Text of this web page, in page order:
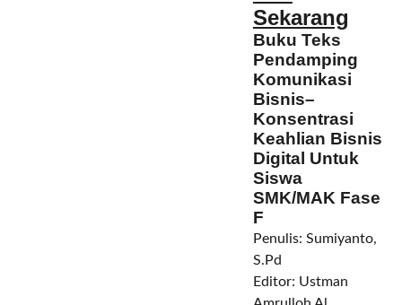
Sekarang
Buku Teks
Pendamping
Komunikasi
Bisnis–
Konsentrasi
Keahlian Bisnis
Digital Untuk
Siswa
SMK/MAK Fase
F
Penulis: Sumiyanto,
S.Pd
Editor: Ustman